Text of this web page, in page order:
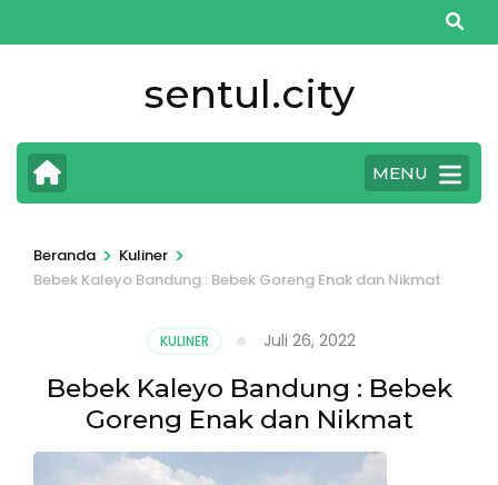
ke
Enter)
sentul.city
MENU
Beranda > Kuliner >
Bebek Kaleyo Bandung : Bebek Goreng Enak dan Nikmat
KULINER Juli 26, 2022
Bebek Kaleyo Bandung : Bebek
Goreng Enak dan Nikmat